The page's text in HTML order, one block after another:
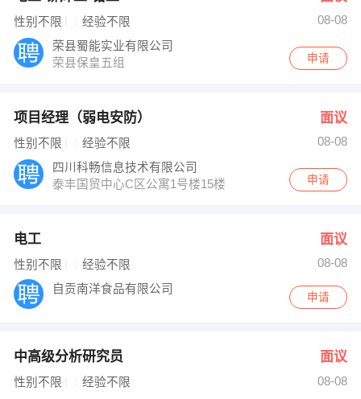
性别不限 经验不限
08-08
荣县蜀能实业有限公司
荣县保皇五组
申请
项目经理（弱电安防） 面议
性别不限 经验不限
08-08
四川科畅信息技术有限公司
泰丰国贸中心C区公寓1号楼15楼
申请
电工 面议
性别不限 经验不限
08-08
自贡南洋食品有限公司
申请
中高级分析研究员 面议
性别不限 经验不限
08-08